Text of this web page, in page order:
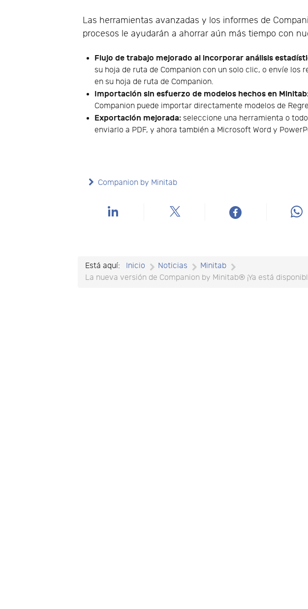
Las herramientas avanzadas y los informes de
procesos le ayudarán a ahorrar aún más tiempo con
Flujo de trabajo mejorado al incorporar análisis
su hoja de ruta de Companion con un solo clic, o envíe los
en su hoja de ruta de Companion.
Importación sin esfuerzo de modelos hechos en
Companion puede importar directamente modelos de
Exportación mejorada: seleccione una herramienta o
enviarlo a PDF, y ahora también a Microsoft Word y
Companion by Minitab
Está aquí: Inicio Noticias
Minitab
La nueva versión de Companion by Minitab® ¡Ya está